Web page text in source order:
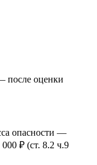
после оценки
опасности —
₽ (ст. 8.2 ч.9